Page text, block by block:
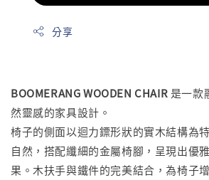
分享
BOOMERANG WOODEN CHAIR 是一款
然靈感的家具設計。
椅子的側面以迴力鏢形狀的實木結構為
自然，搭配纖細的金屬椅腳，呈現出優
果。木扶手與鐵件的完美結合，為椅子